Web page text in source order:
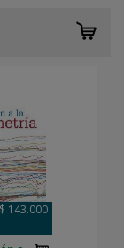
$ 143.000